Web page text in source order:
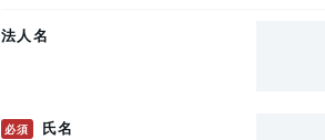
法人名
必須 氏名